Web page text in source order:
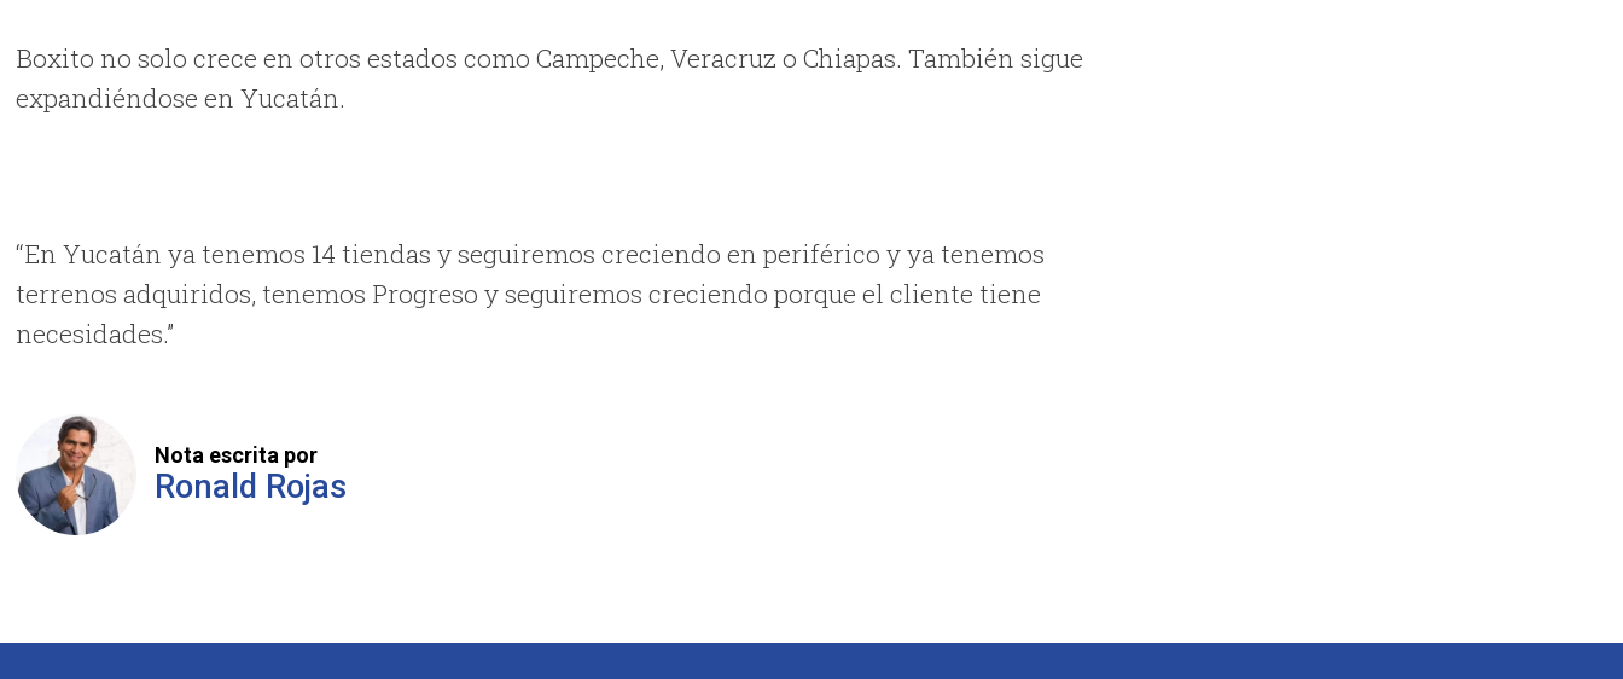
Boxito no solo crece en otros estados como Campeche, Veracruz o Chiapas. También sigue
expandiéndose en Yucatán.
“En Yucatán ya tenemos 14 tiendas y seguiremos creciendo en periférico y ya tenemos
terrenos adquiridos, tenemos Progreso y seguiremos creciendo porque el cliente tiene
necesidades.”
Nota escrita por
Ronald Rojas